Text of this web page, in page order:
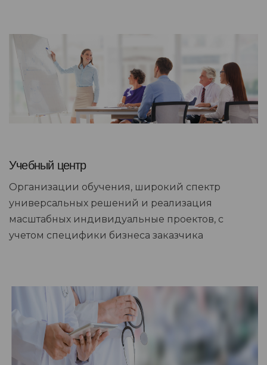
Учебный центр
Организации обучения, широкий спектр
универсальных решений и реализация
масштабных индивидуальные проектов, с
учетом специфики бизнеса заказчика